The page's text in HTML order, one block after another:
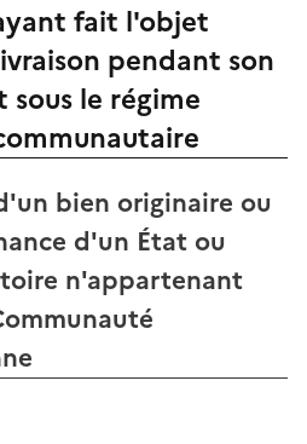
fait l'objet
pendant son
le régime
bien originaire ou
d'un État ou
n'appartenant